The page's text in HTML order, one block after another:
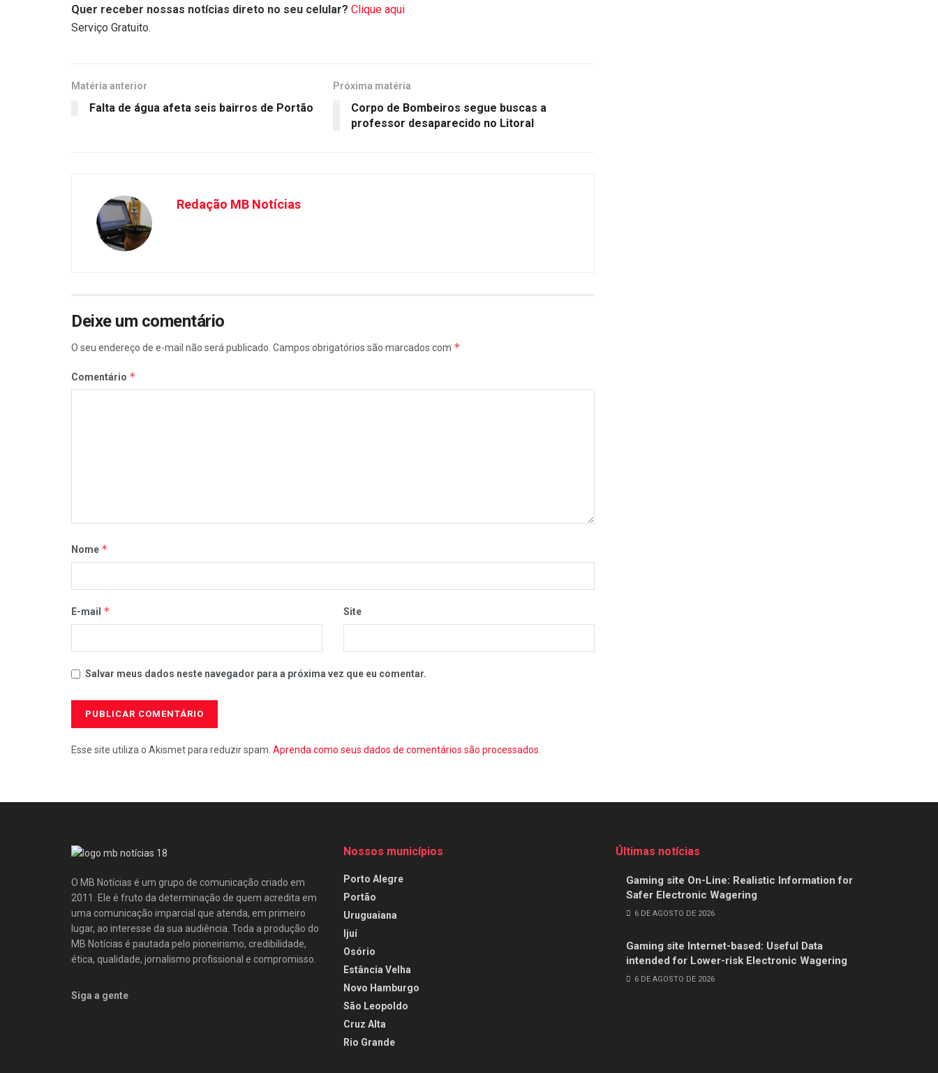
Quer receber nossas notícias direto no seu celular? Clique aqui
Serviço Gratuito.
Matéria anterior
Falta de água afeta seis bairros de Portão
Próxima matéria
Corpo de Bombeiros segue buscas a
professor desaparecido no Litoral
Redação MB Notícias
Deixe um comentário
O seu endereço de e-mail não será publicado. Campos obrigatórios são marcados com *
Comentário *
Nome *
E-mail * Site
Salvar meus dados neste navegador para a próxima vez que eu comentar.
Esse site utiliza o Akismet para reduzir spam. Aprenda como seus dados de comentários são processados
O MB Notícias é um grupo de comunicação criado em
2011. Ele é fruto da determinação de quem acredita em
uma comunicação imparcial que atenda, em primeiro
lugar, ao interesse da sua audiência. Toda a produção do
MB Notícias é pautada pelo pioneirismo, credibilidade,
ética, qualidade, jornalismo profissional e compromisso.
Siga a gente
Nossos municípios
Porto Alegre
Portão
Uruguaiana
Ijuí
Osório
Estância Velha
Novo Hamburgo
São Leopoldo
Cruz Alta
Rio Grande
Últimas notícias
Gaming site On-Line: Realistic Information for
Safer Electronic Wagering
6 DE AGOSTO DE 2026
Gaming site Internet-based: Useful Data
intended for Lower-risk Electronic Wagering
6 DE AGOSTO DE 2026